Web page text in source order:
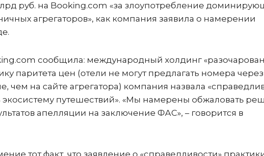
руб. на Booking.com «за злоупотребление
агрегаторов», как компания заявила о намерении
сообщила: международный холдинг «разочарован
паритета цен (отели не могут предлагать номера через
чем на сайте агрегатора) компания назвала
путешествий». «Мы намерены обжаловать
апелляции на заключение ФАС», – говорится в
тот факт, что заявление о «справедливости»